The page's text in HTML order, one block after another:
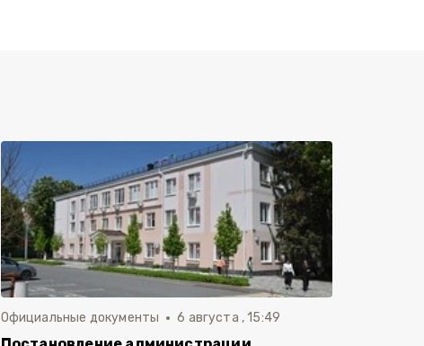
Официальные документы 6 августа , 15:49